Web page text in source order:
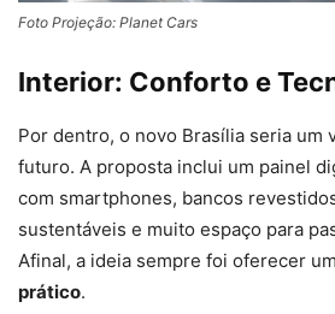
Foto Projeção: Planet Cars
Interior: Conforto e
Por dentro, o novo Brasília seria um
futuro. A proposta inclui um painel
com smartphones, bancos
sustentáveis e muito espaço para
Afinal, a ideia sempre foi oferecer
prático.